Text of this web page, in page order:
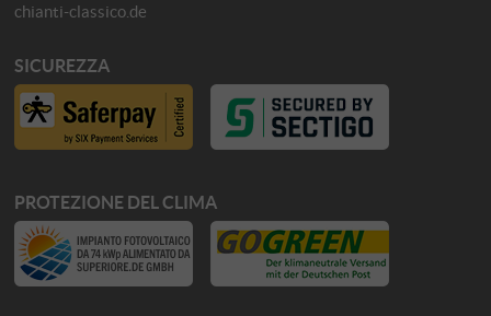
chianti-classico.de
SICUREZZA
PROTEZIONE DEL CLIMA